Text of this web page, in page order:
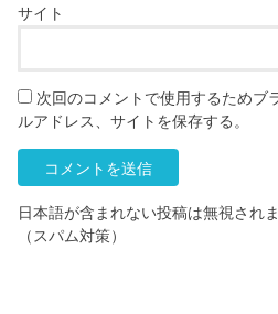
サイト
次回のコメントで使用するためブ
ルアドレス、サイトを保存する。
日本語が含まれない投稿は無視され
（スパム対策）